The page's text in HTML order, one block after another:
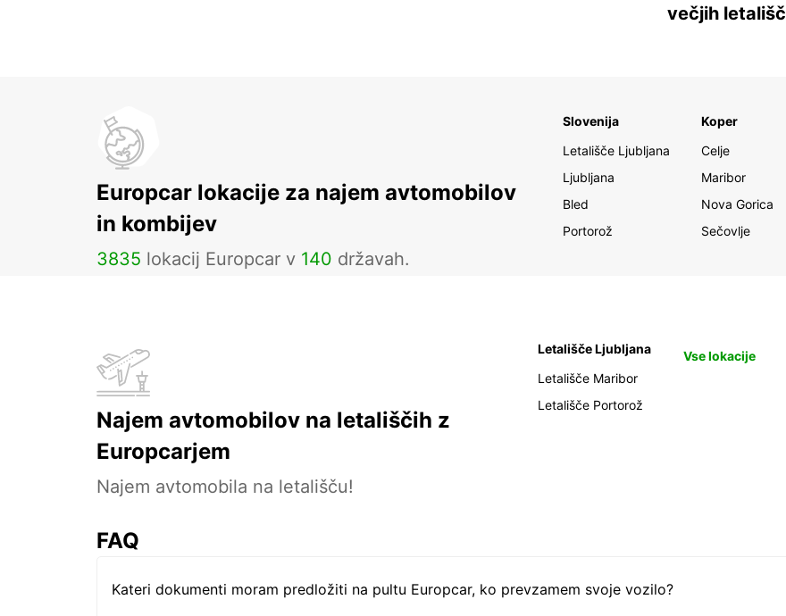
večjih letališč
Europcar lokacije za najem avtomobilov
in kombijev
3835 lokacij Europcar v 140 državah.
Slovenija
Letališče Ljubljana
Ljubljana
Bled
Portorož
Koper
Celje
Maribor
Nova Gorica
Sečovlje
Najem avtomobilov na letališčih z
Europcarjem
Najem avtomobila na letališču!
Letališče Ljubljana
Letališče Maribor
Letališče Portorož
Vse lokacije
FAQ
Kateri dokumenti moram predložiti na pultu Europcar, ko prevzamem svoje vozilo?